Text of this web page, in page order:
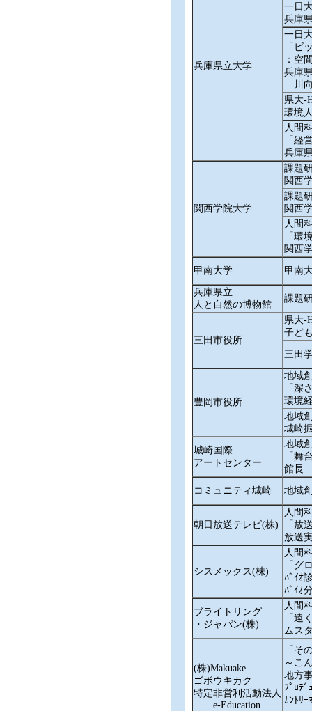
兵庫県立大学
一日
兵庫
一日
「ビ
：空
兵庫
川
県大
環境
人間
「経
兵庫
関西学院大学
課題
関西
課題
関西
人間
「環
関西
甲南大学 甲南
兵庫県立
人と自然の博物館
課題
三田市役所
県大
子ど
三田
豊岡市役所
地域
「深
環境
地域
城崎
城崎国際
アートセンター
地域
「舞
館長
コミュニティ城崎 地域
朝日放送テレビ(株)
人間
「放
放送
シスメックス(株)
人間
「グ
ﾊﾞｲｵ
ﾊﾞｲｵ
ブライトリング
・ジャパン(株)
人間
「遠
ムス
(株)Makuake
ゴボウキカク
特定非営利活動法人
e-Education
「そ
～こ
地方
ﾌﾟﾛﾃ
ｶﾝﾄﾘ